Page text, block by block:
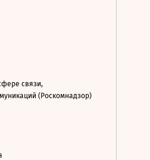
связи,
(Роскомнадзор)